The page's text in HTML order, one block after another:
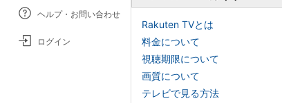
ヘルプ・お問い合わせ
ログイン
Rakuten TVとは
料金について
視聴期限について
画質について
テレビで見る方法